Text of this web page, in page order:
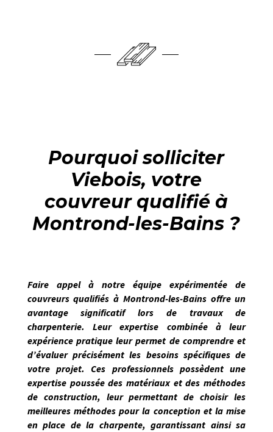
Pourquoi solliciter
Viebois, votre
couvreur qualifié à
Montrond-les-Bains ?
Faire appel à notre équipe expérimentée de
couvreurs qualifiés à Montrond-les-Bainsoffre un
avantage significatif lors de travaux de
charpenterie. Leur expertise combinée à leur
expérience pratique leur permet de comprendre et
d’évaluer précisément les besoins spécifiques de
votre projet. Ces professionnels possèdent une
expertise poussée des matériaux et des méthodes
de construction, leur permettant de choisir les
meilleures méthodes pour la conception et la mise
en place de la charpente, garantissant ainsi sa